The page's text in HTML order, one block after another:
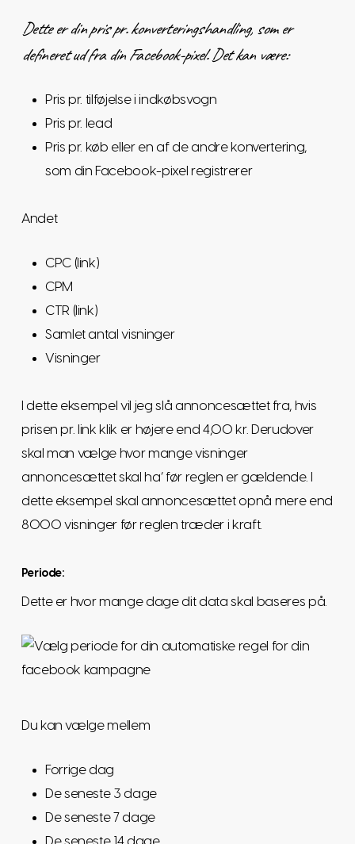
Dette er din pris pr. konverteringshandling, som er
defineret ud fra din Facebook-pixel. Det kan være:
Pris pr. tilføjelse i indkøbsvogn
Pris pr. lead
Pris pr. køb eller en af de andre konvertering,
som din Facebook-pixel registrerer
Andet
CPC (link)
CPM
CTR (link)
Samlet antal visninger
Visninger
I dette eksempel vil jeg slå annoncesættet fra, hvis
prisen pr. link klik er højere end 4,00 kr. Derudover
skal man vælge hvor mange visninger
annoncesættet skal ha’ før reglen er gældende. I
dette eksempel skal annoncesættet opnå mere end
8000 visninger før reglen træder i kraft.
Periode:
Dette er hvor mange dage dit data skal baseres på.
Du kan vælge mellem
Forrige dag
De seneste 3 dage
De seneste 7 dage